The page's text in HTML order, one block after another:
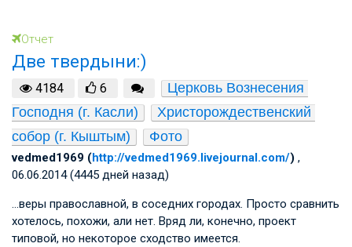
Отчет
Две твердыни:)
4184 6
Церковь Вознесения
Господня (г. Касли)
Христорождественский
собор (г. Кыштым)
Фото
vedmed1969 (http://vedmed1969.livejournal.com/) ,
06.06.2014 (4445 дней назад)
…веры православной, в соседних городах. Просто сравнить
хотелось, похожи, али нет. Вряд ли, конечно, проект
типовой, но некоторое сходство имеется.